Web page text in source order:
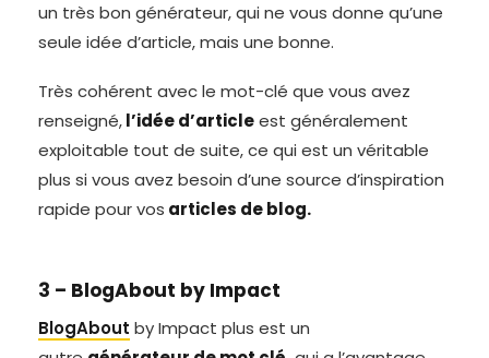
un très bon générateur, qui ne vous donne qu’une
seule idée d’article, mais une bonne.
Très cohérent avec le mot-clé que vous avez
renseigné,l’idée d’articleest généralement
exploitable tout de suite, ce qui est un véritable
plus si vous avez besoin d’une source d’inspiration
rapide pour vos articles de blog.
3 – BlogAbout by Impact
BlogAbout by Impact plus est un